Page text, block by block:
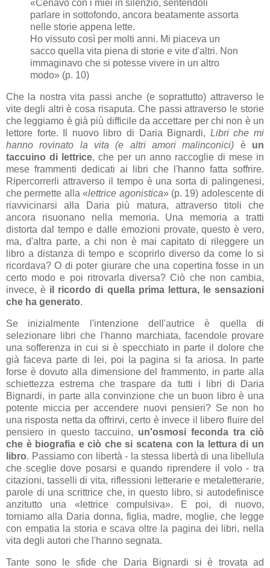
«Cenavo con i miei in silenzio, sentendoli
parlare in sottofondo, ancora beatamente assorta
nelle storie appena lette.
Ho vissuto così per molti anni. Mi piaceva un
sacco quella vita piena di storie e vite d'altri. Non
immaginavo che si potesse vivere in un altro
modo» (p. 10)
Che la nostra vita passi anche (e soprattutto) attraverso le
vite degli altri è cosa risaputa. Che passi attraverso le storie
che leggiamo è già più difficile da accettare per chi non è un
lettore forte. Il nuovo libro di Daria Bignardi, Libri che mi
hanno rovinato la vita (e altri amori malinconici) è un
taccuino di lettrice, che per un anno raccoglie di mese in
mese frammenti dedicati ai libri che l'hanno fatta soffrire.
Ripercorrerli attraverso il tempo è una sorta di palingenesi,
che permette alla «lettrice agonistica» (p. 19) adolescente di
riavvicinarsi alla Daria più matura, attraverso titoli che
ancora risuonano nella memoria. Una memoria a tratti
distorta dal tempo e dalle emozioni provate, questo è vero,
ma, d'altra parte, a chi non è mai capitato di rileggere un
libro a distanza di tempo e scoprirlo diverso da come lo si
ricordava? O di poter giurare che una copertina fosse in un
certo modo e poi ritrovarla diversa? Ciò che non cambia,
invece, è il ricordo di quella prima lettura, le sensazioni
che ha generato.
Se inizialmente l'intenzione dell'autrice è quella di
selezionare libri che l'hanno marchiata, facendole provare
una sofferenza in cui si è specchiato in parte il dolore che
già faceva parte di lei, poi la pagina si fa ariosa. In parte
forse è dovuto alla dimensione del frammento, in parte alla
schiettezza estrema che traspare da tutti i libri di Daria
Bignardi, in parte alla convinzione che un buon libro è una
potente miccia per accendere nuovi pensieri? Se non ho
una risposta netta da offrirvi, certo è invece il libero fluire del
pensiero in questo taccuino, un'osmosi feconda tra ciò
che è biografia e ciò che si scatena con la lettura di un
libro. Passiamo con libertà - la stessa libertà di una libellula
che sceglie dove posarsi e quando riprendere il volo - tra
citazioni, tasselli di vita, riflessioni letterarie e metaletterarie,
parole di una scrittrice che, in questo libro, si autodefinisce
anzitutto una «lettrice compulsiva». E poi, di nuovo,
torniamo alla Daria donna, figlia, madre, moglie, che legge
con empatia la storia e scava oltre la pagina dei libri, nella
vita degli autori che l'hanno segnata.
Tante sono le sfide che Daria Bignardi si è trovata ad